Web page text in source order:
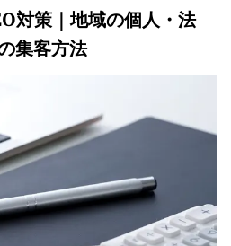
対策｜地域の個人・法
集客方法